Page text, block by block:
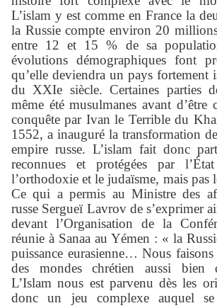
L’islam y est comme en France la
la Russie compte environ 20
entre 12 et 15 % de sa
évolutions démographiques font
qu’elle deviendra un pays fortement
du XXIe siècle. Certaines parties
même été musulmanes avant d’être
conquête par Ivan le Terrible du
1552, a inauguré la transformation
empire russe. L’islam fait donc
reconnues et protégées par
l’orthodoxie et le judaïsme, mais
Ce qui a permis au Ministre des
russe Sergueï Lavrov de s’exprimer
devant l’Organisation de la
réunie à Sanaa au Yémen : « la
puissance eurasienne… Nous
des mondes chrétien aussi bien
L’Islam nous est parvenu dès les
donc un jeu complexe auquel